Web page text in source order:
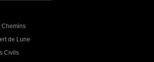
Chemins
de Lune
Civils